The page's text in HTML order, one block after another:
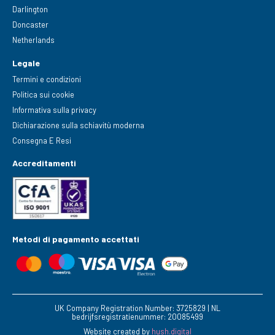
Darlington
Doncaster
Netherlands
Legale
Termini e condizioni
Politica sui cookie
Informativa sulla privacy
Dichiarazione sulla schiavitù moderna
Consegna E Resi
Accreditamenti
Metodi di pagamento accettati
UK Company Registration Number: 3725829 | NL
bedrijfsregistratienummer: 20085499
Website created by hush.digital